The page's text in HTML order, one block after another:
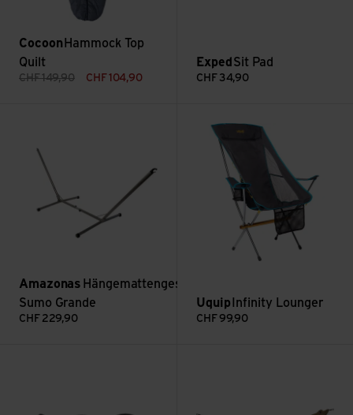
Cocoon Hammock Top
Quilt
CHF149,90 CHF104,90
Exped Sit Pad
CHF 34,90
Amazonas Hängemattengestell
Sumo Grande
CHF 229,90
Uquip Infinity Lounger
CHF 99,90